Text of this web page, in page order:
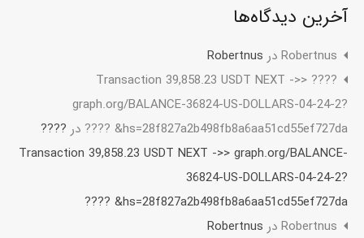
آخرین دیدگاه‌ها
Robertnus در Robertnus
???? Transaction 39,858.23 USDT NEXT ->>
graph.org/BALANCE-36824-US-DOLLARS-04-24-2?
hs=28f827a2b498fb8a6aa51cd55ef727da& ????
در ????
Transaction 39,858.23 USDT NEXT ->> graph.org/BALANCE-
36824-US-DOLLARS-04-24-2?
hs=28f827a2b498fb8a6aa51cd55ef727da& ????
Robertnus در Robertnus